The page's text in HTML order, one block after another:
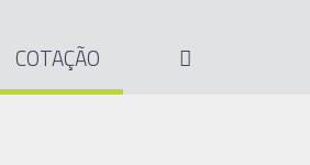
COTAÇÃO